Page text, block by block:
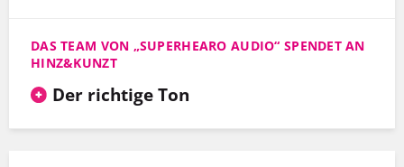
DAS TEAM VON „SUPERHEARO AUDIO“ SPENDET AN
HINZ&KUNZT
Der richtige Ton